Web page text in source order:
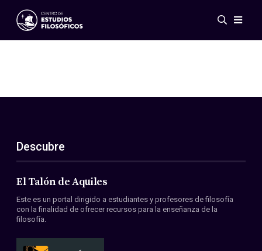
Eventos
ES
EN
Acerca de nosotros
Miembros
Convenios
Descubre
El Talón de Aquiles
Este es un portal dirigido a estudiantes y profesores de filosofía
con la finalidad de ofrecer recursos para la enseñanza de la
filosofía.